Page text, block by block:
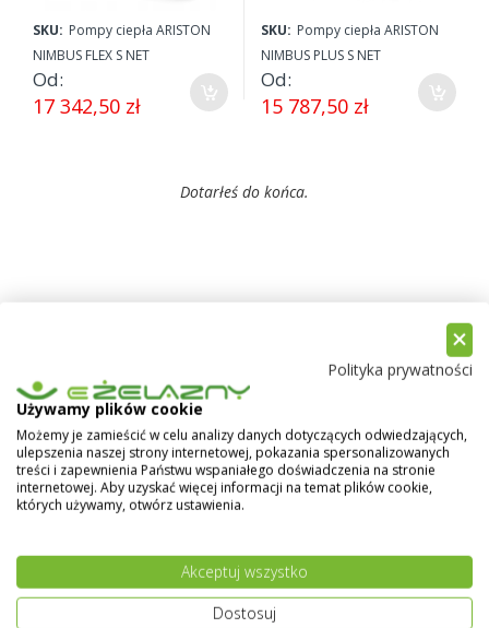
SKU: Pompy ciepła ARISTON
NIMBUS FLEX S NET
Od
17 342,50 zł
SKU: Pompy ciepła ARISTON
NIMBUS PLUS S NET
Od
15 787,50 zł
Dotarłeś do końca.
ARISTON 3
Porównaj produkty
Nie dodałeś żadnych produktów do porównania.
Nowości
Polityka prywatności
Używamy plików cookie
Możemy je zamieścić w celu analizy danych dotyczących odwiedzających,
ulepszenia naszej strony internetowej, pokazania spersonalizowanych
treści i zapewnienia Państwu wspaniałego doświadczenia na stronie
internetowej. Aby uzyskać więcej informacji na temat plików cookie,
których używamy, otwórz ustawienia.
Akceptuj wszystko
Dostosuj